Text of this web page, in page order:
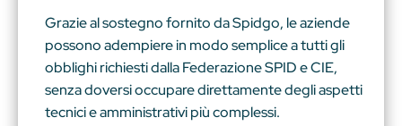
Grazie al sostegno fornito da Spidgo, le aziende
possono adempiere in modo semplice a tutti gli
obblighi richiesti dalla Federazione SPID e CIE,
senza doversi occupare direttamente degli aspetti
tecnici e amministrativi più complessi.